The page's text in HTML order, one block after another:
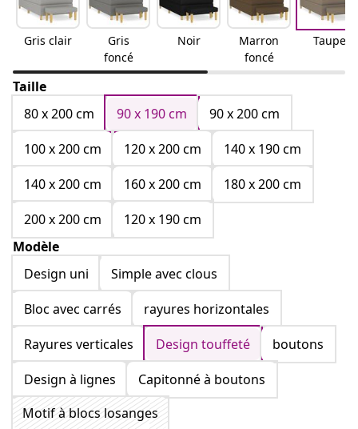
Gris clair
Gris
foncé
Noir
Marron
foncé
Taupe
Taille
80 x 200 cm
90 x 190 cm
90 x 200 cm
100 x 200 cm
120 x 200 cm
140 x 190 cm
140 x 200 cm
160 x 200 cm
180 x 200 cm
200 x 200 cm
120 x 190 cm
Modèle
Design uni
Simple avec clous
Bloc avec carrés
rayures horizontales
Rayures verticales
Design touffeté
boutons
Design à lignes
Capitonné à boutons
Motif à blocs losanges